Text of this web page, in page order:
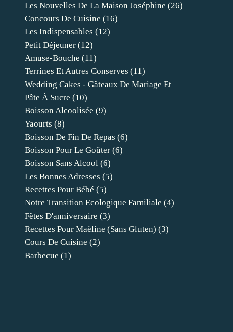
Les Nouvelles De La Maison Joséphine (26)
Concours De Cuisine (16)
Les Indispensables (12)
Petit Déjeuner (12)
Amuse-Bouche (11)
Terrines Et Autres Conserves (11)
Wedding Cakes - Gâteaux De Mariage Et
Pâte À Sucre (10)
Boisson Alcoolisée (9)
Yaourts (8)
Boisson De Fin De Repas (6)
Boisson Pour Le Goûter (6)
Boisson Sans Alcool (6)
Les Bonnes Adresses (5)
Recettes Pour Bébé (5)
Notre Transition Ecologique Familiale (4)
Fêtes D'anniversaire (3)
Recettes Pour Maëline (sans Gluten) (3)
Cours De Cuisine (2)
Barbecue (1)